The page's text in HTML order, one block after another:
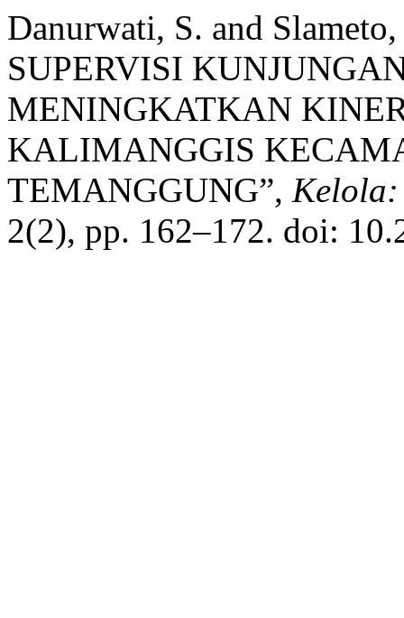
Danurwati, S. and
SUPERVISI
MENINGKATKAN
KALIMANGGIS
TEMANGGUNG”, Kelola:
2(2), pp. 162–172. doi: